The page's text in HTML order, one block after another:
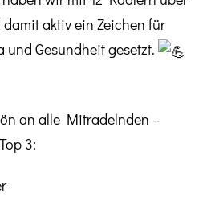
aktiv ein Zeichen für
Gesundheit gesetzt.
an alle Mitradelnden –
3: